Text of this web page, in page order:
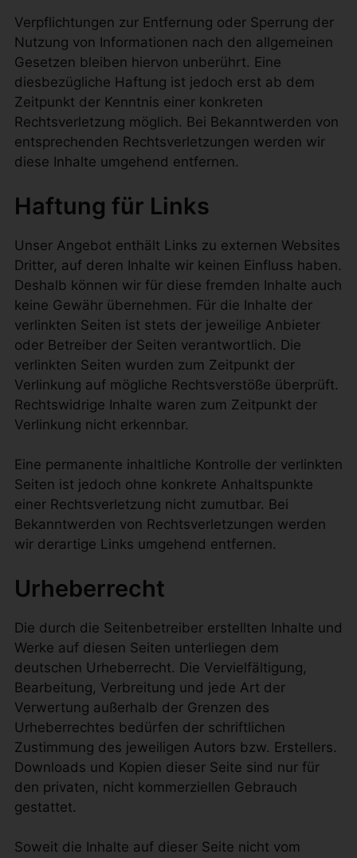
Verpflichtungen zur Entfernung oder Sperrung der
Nutzung von Informationen nach den allgemeinen
Gesetzen bleiben hiervon unberührt. Eine
diesbezügliche Haftung ist jedoch erst ab dem
Zeitpunkt der Kenntnis einer konkreten
Rechtsverletzung möglich. Bei Bekanntwerden von
entsprechenden Rechtsverletzungen werden wir
diese Inhalte umgehend entfernen.
Haftung für Links
Unser Angebot enthält Links zu externen Websites
Dritter, auf deren Inhalte wir keinen Einfluss haben.
Deshalb können wir für diese fremden Inhalte auch
keine Gewähr übernehmen. Für die Inhalte der
verlinkten Seiten ist stets der jeweilige Anbieter
oder Betreiber der Seiten verantwortlich. Die
verlinkten Seiten wurden zum Zeitpunkt der
Verlinkung auf mögliche Rechtsverstöße überprüft.
Rechtswidrige Inhalte waren zum Zeitpunkt der
Verlinkung nicht erkennbar.
Eine permanente inhaltliche Kontrolle der verlinkten
Seiten ist jedoch ohne konkrete Anhaltspunkte
einer Rechtsverletzung nicht zumutbar. Bei
Bekanntwerden von Rechtsverletzungen werden
wir derartige Links umgehend entfernen.
Urheberrecht
Die durch die Seitenbetreiber erstellten Inhalte und
Werke auf diesen Seiten unterliegen dem
deutschen Urheberrecht. Die Vervielfältigung,
Bearbeitung, Verbreitung und jede Art der
Verwertung außerhalb der Grenzen des
Urheberrechtes bedürfen der schriftlichen
Zustimmung des jeweiligen Autors bzw. Erstellers.
Downloads und Kopien dieser Seite sind nur für
den privaten, nicht kommerziellen Gebrauch
gestattet.
Soweit die Inhalte auf dieser Seite nicht vom